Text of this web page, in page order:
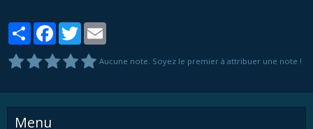
PartagerFacebook
Twitter
Aucune note. Soyez le premier à attribuer une note !
Menu